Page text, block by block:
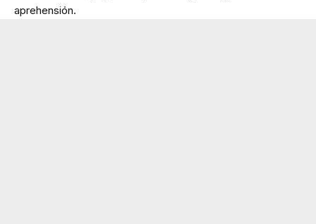
aprehensión.